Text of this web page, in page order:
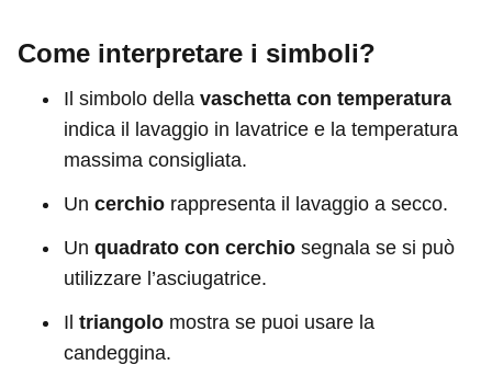
Come interpretare i simboli?
Il simbolo della vaschetta con temperatura
indica il lavaggio in lavatrice e la temperatura
massima consigliata.
Un cerchio rappresenta il lavaggio a secco.
Un quadrato con cerchio segnala se si può
utilizzare l’asciugatrice.
Il triangolo mostra se puoi usare la
candeggina.